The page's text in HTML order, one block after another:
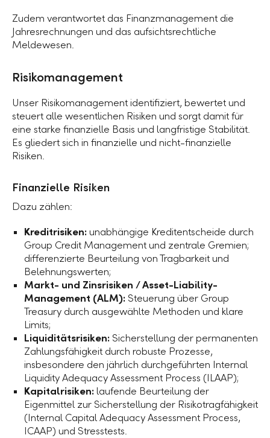
Zudem verantwortet das Finanzmanagement die
Jahresrechnungen und das aufsichtsrechtliche
Meldewesen.
Risikomanagement
Unser Risikomanagement identifiziert, bewertet und
steuert alle wesentlichen Risiken und sorgt damit für
eine starke finanzielle Basis und langfristige Stabilität.
Es gliedert sich in finanzielle und nicht-finanzielle
Risiken.
Finanzielle Risiken
Dazu zählen:
Kreditrisiken:unabhängige Kreditentscheide durch
Group Credit Management und zentrale Gremien;
differenzierte Beurteilung von Tragbarkeit und
Belehnungswerten;
Markt- und Zinsrisiken / Asset-Liability-
Management (ALM): Steuerung über Group
Treasury durch ausgewählte Methoden und klare
Limits;
Liquiditätsrisiken: Sicherstellung der permanenten
Zahlungsfähigkeit durch robuste Prozesse,
insbesondere den jährlich durchgeführten Internal
Liquidity Adequacy Assessment Process (ILAAP);
Kapitalrisiken:laufende Beurteilung der
Eigenmittel zur Sicherstellung der Risikotragfähigkeit
(Internal Capital Adequacy Assessment Process,
ICAAP) und Stresstests.